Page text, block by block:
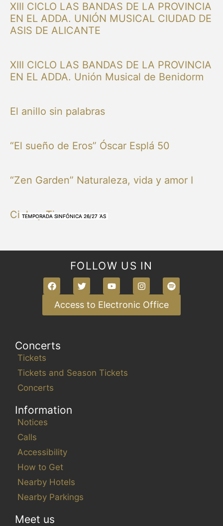
NUESTRAS BANDAS Y ORQUESTAS
NUESTRAS BANDAS Y ORQUESTAS
OTRAS MÚSICAS
XIII CICLO LAS BANDAS DE LA PROVINCIA
EN EL ADDA. UNIÓN MUSICAL CIUDAD DE
ASIS DE ALICANTE
NUESTRAS BANDAS Y ORQUESTAS
XIII CICLO LAS BANDAS DE LA PROVINCIA
EN EL ADDA. Unión Musical de Benidorm
NUESTRAS BANDAS Y ORQUESTAS
El anillo sin palabras
TEMPORADA SINFÓNICA 26/27
“El sueño de Eros” Óscar Esplá 50
TEMPORADA SINFÓNICA 26/27
“Zen Garden” Naturaleza, vida y amor I
TEMPORADA SINFÓNICA 26/27
Cielo y Tierra
TEMPORADA SINFÓNICA 26/27
FOLLOW US IN
Access to Electronic Office
Concerts
Tickets
Tickets and Season Tickets
Concerts
Information
Notices
Calls
Accessibility
How to Get
Nearby Hotels
Nearby Parkings
Meet us